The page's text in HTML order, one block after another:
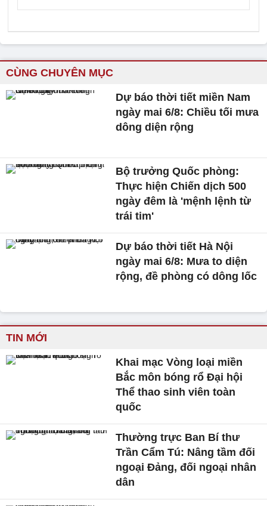
CÙNG CHUYÊN MỤC
Dự báo thời tiết miền Nam
ngày mai 6/8: Chiều tối mưa
dông diện rộng
Bộ trưởng Quốc phòng:
Thực hiện Chiến dịch 500
ngày đêm là 'mệnh lệnh từ
trái tim'
Dự báo thời tiết Hà Nội
ngày mai 6/8: Mưa to diện
rộng, đề phòng có dông lốc
TIN MỚI
Khai mạc Vòng loại miền
Bắc môn bóng rổ Đại hội
Thể thao sinh viên toàn
quốc
Thường trực Ban Bí thư
Trần Cẩm Tú: Nâng tầm đối
ngoại Đảng, đối ngoại nhân
dân